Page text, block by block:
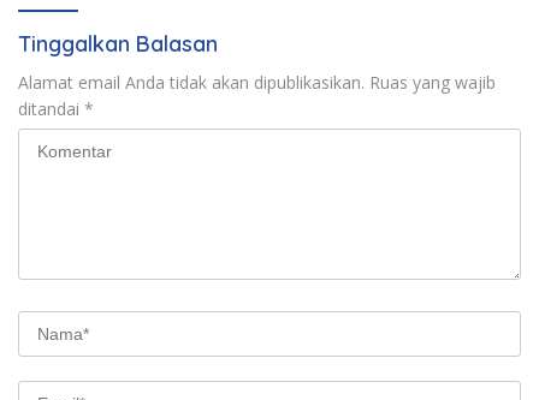
Tinggalkan Balasan
Alamat email Anda tidak akan dipublikasikan. Ruas yang wajib
ditandai *